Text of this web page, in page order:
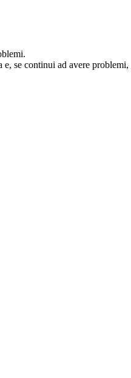
e, se continui ad avere